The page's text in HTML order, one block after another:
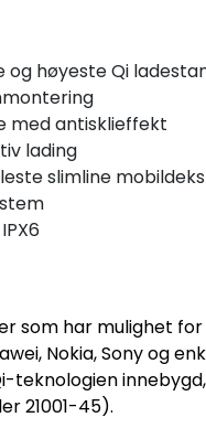
og høyeste Qi
med antisklieffekt
lading
slimline
som har mulighet
Nokia, Sony og
teknologien
21001-45).